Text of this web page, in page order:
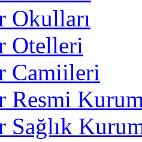
Okulları
Otelleri
Camiileri
Resmi
Sağlık